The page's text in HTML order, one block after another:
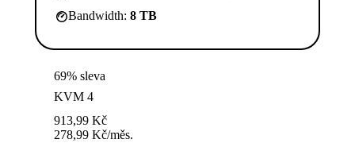
Bandwidth: 8 TB
69% sleva
KVM 4
913,99 Kč
278,99 Kč/měs.